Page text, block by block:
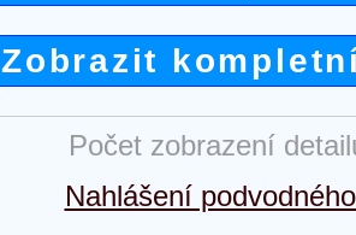
Zobrazit
Počet zobrazení
Nahlášení